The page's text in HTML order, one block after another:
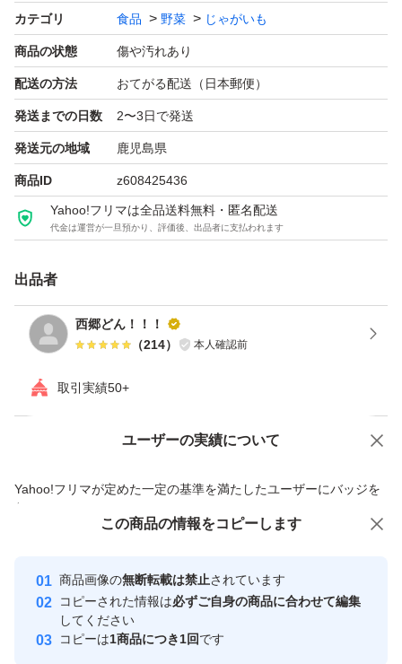
品種・・・ニシユタカ
M〜2Ｌをお詰めしてお届けします。
昨年から野菜の価格高騰が続いておりますが、じゃがいも
はカレーや肉じゃが、コロッケ、ポテトサラダなど何かと
あったら便利なお野菜！！
10kgなのでたっぷりお使い頂けます！！
今年の新じゃがいも市場価格高くなっております。
送料等の関係でギリギリのお値段ですのでお値下げ等はご
遠慮頂けますようお願いいたしますm(_ _)m
また20kgなどご希望ございましたらコメント下さい！
10キロリサイクル箱に詰めて発送致します。
カテゴリ 食品 野菜 じゃがいも
商品の状態 傷や汚れあり
配送の方法 おてがる配送（日本郵便）
発送までの日数 2〜3日で発送
発送元の地域 鹿児島県
商品ID z608425436
Yahoo!フリマは全品送料無料・匿名配送
代金は運営が一旦預かり、評価後、出品者に支払われます
出品者
西郷どん！！！
（214） 本人確認前
取引実績50+
ユーザーの実績について
Yahoo!フリマが定めた一定の基準を満たしたユーザーにバッジを
付与しています
安心取引出品者
心・安全なユーザーです
取引実績
価格の相談 商品への質問
この商品の情報をコピーします
商品画像の無断転載は禁止されています
コピーされた情報は必ずご自身の商品に合わせて編集
してください
コピーは1商品につき1回です
この商品をみている人にオススメ